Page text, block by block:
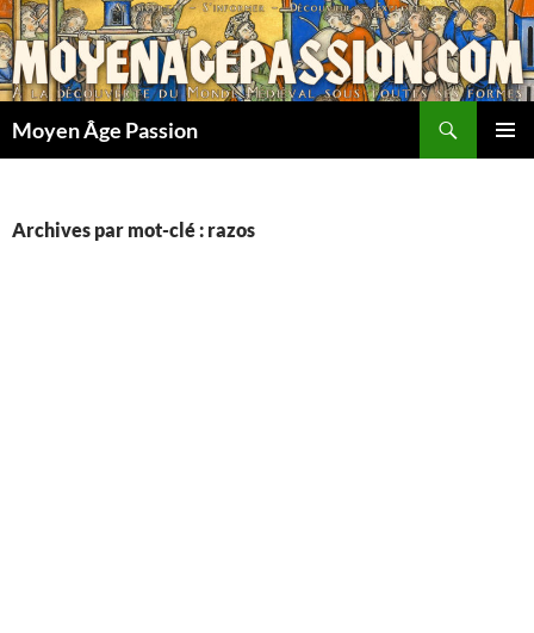
Aller
au
contenu
Moyen Âge Passion
Archives par mot-clé : razos